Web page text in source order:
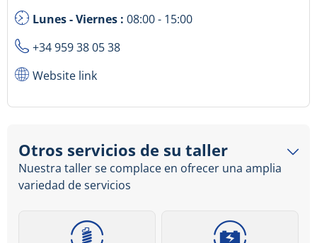
Lunes - Viernes : 08:00 - 15:00
+34 959 38 05 38
Website link
Otros servicios de su taller
Nuestra taller se complace en ofrecer una amplia
variedad de servicios